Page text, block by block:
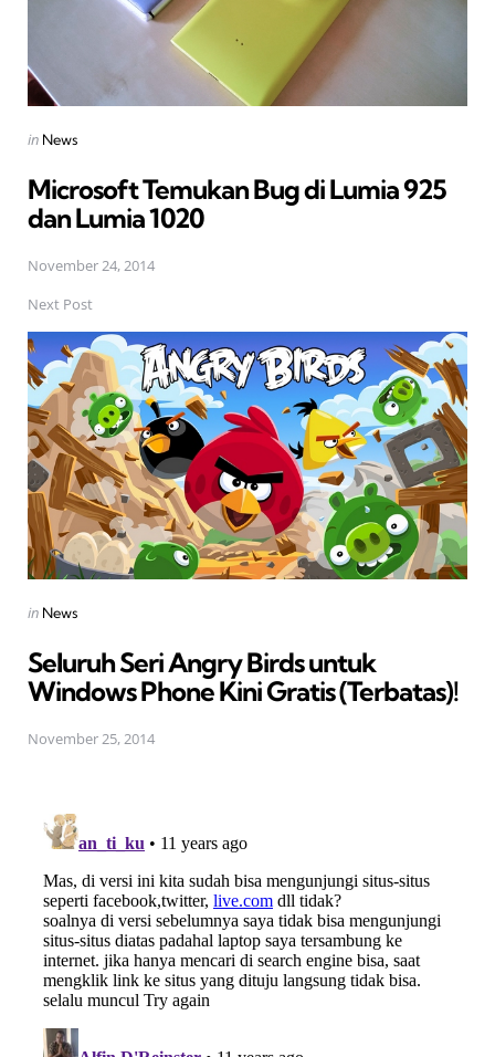
Posted
in News
Microsoft Temukan Bug di Lumia 925
dan Lumia 1020
November 24, 2014
Next Post
Posted
in News
Seluruh Seri Angry Birds untuk
Windows Phone Kini Gratis (Terbatas)!
November 25, 2014